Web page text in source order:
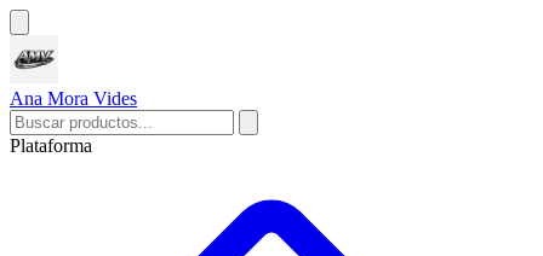
Ana Mora Vides
Plataforma